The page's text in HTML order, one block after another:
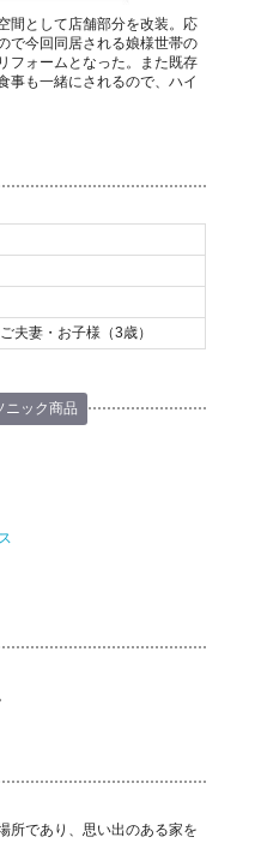
間として店舗部分を改装。応
で今回同居される娘様世帯の
フォームとなった。また既存
事も一緒にされるので、ハイ
夫妻・お子様（3歳）
ニック商品
所であり、思い出のある家を